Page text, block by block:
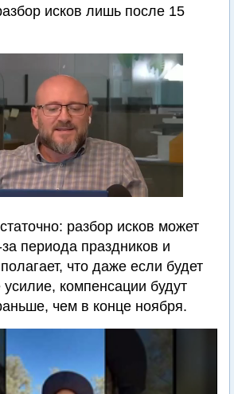
исков лишь после 15
разбор исков может
периода праздников и
что даже если будет
компенсации будут
чем в конце ноября.